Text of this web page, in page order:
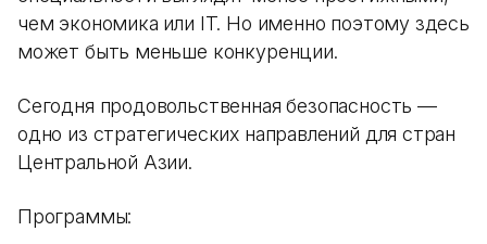
чем экономика или IT. Но именно поэтому здесь
может быть меньше конкуренции.
Сегодня продовольственная безопасность —
одно из стратегических направлений для стран
Центральной Азии.
Программы: